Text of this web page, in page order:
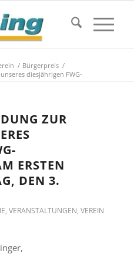
/ Bürgerpreis /
diesjährigen FWG-
ZUR
ERSTEN
DEN 3.
, VERANSTALTUNGEN, VEREIN